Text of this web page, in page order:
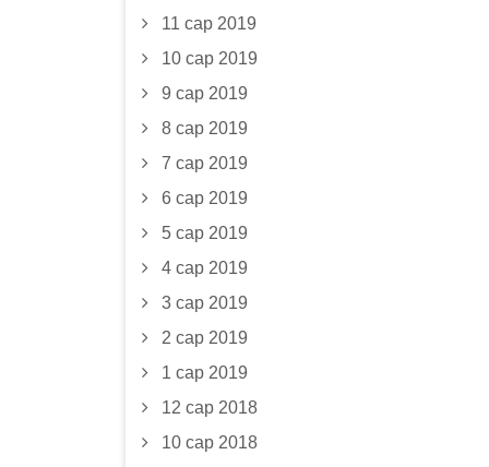
11 сар 2019
10 сар 2019
9 сар 2019
8 сар 2019
7 сар 2019
6 сар 2019
5 сар 2019
4 сар 2019
3 сар 2019
2 сар 2019
1 сар 2019
12 сар 2018
10 сар 2018